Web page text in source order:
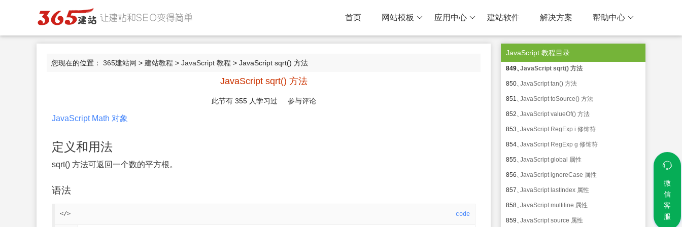
首页 网站模板 应用中心 建站软件 解决方案 帮助中心
您现在的位置： 365建站网 > 建站教程 > JavaScript 教程 > JavaScript sqrt() 方法
JavaScript sqrt() 方法
此节有 355人学习过 参与评论
JavaScript Math 对象
定义和用法
sqrt() 方法可返回一个数的平方根。
语法
</> code
JavaScript 教程目录
846、 JavaScript random() 方法
847、JavaScript round() 方法
848、JavaScript sin() 方法
849、JavaScript sqrt() 方法
850、JavaScript tan() 方法
851、JavaScript toSource() 方法
852、JavaScript valueOf() 方法
853、JavaScript RegExp i 修饰符
854、JavaScript RegExp g 修饰符
855、JavaScript global 属性
856、JavaScript ignoreCase 属性
857、JavaScript lastIndex 属性
858、JavaScript multiline 属性
859、JavaScript source 属性
微
信
客
服